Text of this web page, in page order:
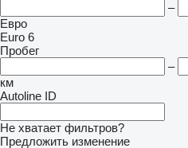
–
Евро
Euro 6
Пробег
–
км
Autoline ID
Не хватает фильтров?
Предложить изменение